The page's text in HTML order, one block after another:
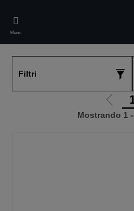
main
content
Menu
Filtri
Vai
alla
Mostrando 1